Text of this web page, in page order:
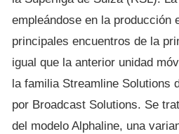
empleándose en la producción
principales encuentros de la
igual que la anterior unidad
la familia Streamline Solutions
por Broadcast Solutions. Se
del modelo Alphaline, una